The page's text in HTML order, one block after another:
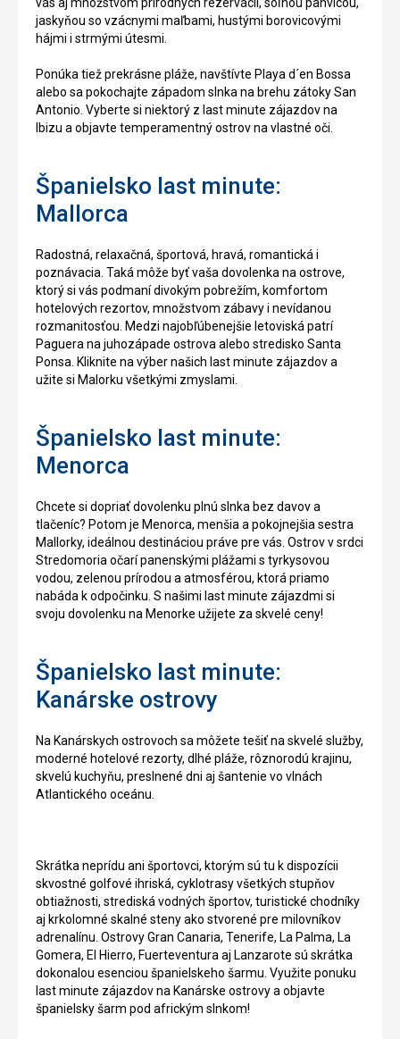
jaskyňou so vzácnymi maľbami, hustými borovicovými
hájmi i strmými útesmi.
Ponúka tiež prekrásne pláže, navštívte Playa d´en Bossa
alebo sa pokochajte západom slnka na brehu zátoky San
Antonio. Vyberte si niektorý z last minute zájazdov na
Ibizu a objavte temperamentný ostrov na vlastné oči.
Španielsko last minute:
Mallorca
Radostná, relaxačná, športová, hravá, romantická i
poznávacia. Taká môže byť vaša dovolenka na ostrove,
ktorý si vás podmaní divokým pobrežím, komfortom
hotelových rezortov, množstvom zábavy i nevídanou
rozmanitosťou. Medzi najobľúbenejšie letoviská patrí
Paguera na juhozápade ostrova alebo stredisko Santa
Ponsa. Kliknite na výber našich last minute zájazdov a
užite si Malorku všetkými zmyslami.
Španielsko last minute:
Menorca
Chcete si dopriať dovolenku plnú slnka bez davov a
tlačeníc? Potom je Menorca, menšia a pokojnejšia sestra
Mallorky, ideálnou destináciou práve pre vás. Ostrov v srdci
Stredomoria očarí panenskými plážami s tyrkysovou
vodou, zelenou prírodou a atmosférou, ktorá priamo
nabáda k odpočinku. S našimi last minute zájazdmi si
svoju dovolenku na Menorke užijete za skvelé ceny!
Španielsko last minute:
Kanárske ostrovy
Na Kanárskych ostrovoch sa môžete tešiť na skvelé služby,
moderné hotelové rezorty, dlhé pláže, rôznorodú krajinu,
skvelú kuchyňu, preslnené dni aj šantenie vo vlnách
Atlantického oceánu.
Skrátka neprídu ani športovci, ktorým sú tu k dispozícii
skvostné golfové ihriská, cyklotrasy všetkých stupňov
obtiažnosti, strediská vodných športov, turistické chodníky
aj krkolomné skalné steny ako stvorené pre milovníkov
adrenalínu. Ostrovy Gran Canaria, Tenerife, La Palma, La
Gomera, El Hierro, Fuerteventura aj Lanzarote sú skrátka
dokonalou esenciou španielskeho šarmu. Využite ponuku
last minute zájazdov na Kanárske ostrovy a objavte
španielsky šarm pod africkým slnkom!